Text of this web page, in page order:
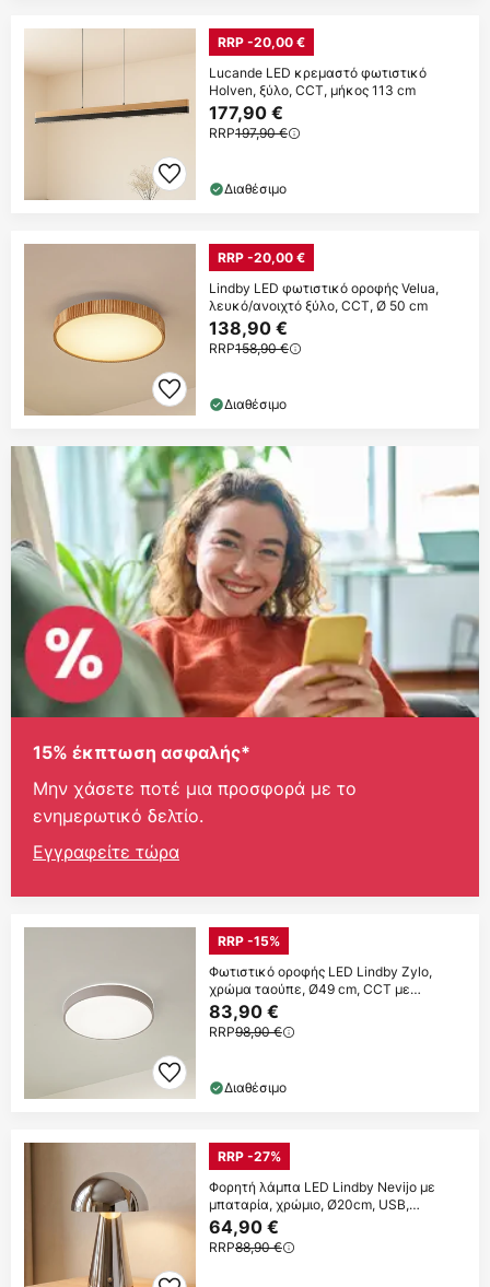
RRP -20,00 €
Lucande LED κρεμαστό φωτιστικό
Holven, ξύλο, CCT, μήκος 113 cm
177,90 €
RRP197,90 €
Διαθέσιμο
RRP -20,00 €
Lindby LED φωτιστικό οροφής Velua,
λευκό/ανοιχτό ξύλο, CCT, Ø 50 cm
138,90 €
RRP158,90 €
Διαθέσιμο
15% έκπτωση ασφαλής*
Μην χάσετε ποτέ μια προσφορά με το
ενημερωτικό δελτίο.
Εγγραφείτε τώρα
RRP -15%
Φωτιστικό οροφής LED Lindby Zylo,
χρώμα ταούπε, Ø49 cm, CCT με
δυνατότητα
83,90 €
RRP98,90 €
Διαθέσιμο
RRP -27%
Φορητή λάμπα LED Lindby Nevijo με
μπαταρία, χρώμιο, Ø20cm, USB,
ρυθμιστής
64,90 €
RRP88,90 €